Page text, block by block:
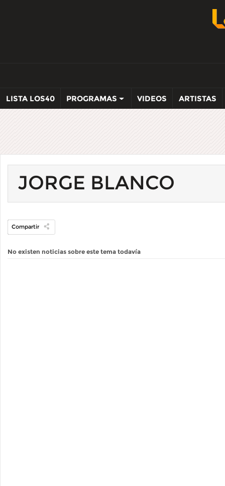
LISTA LOS40 PROGRAMAS VIDEOS ARTISTAS
JORGE BLANCO
Compartir
No existen noticias sobre este tema todavía